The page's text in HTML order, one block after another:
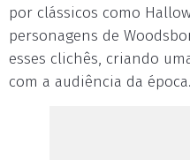
por clássicos como
personagens de
esses clichês, criando
com a audiência da época.